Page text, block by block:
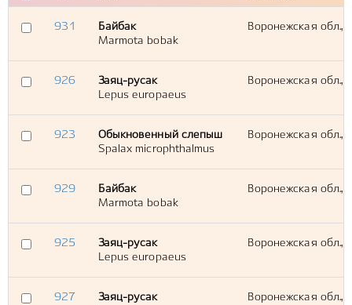
931
Байбак
Marmota bobak
Воронежская обл.,
926
Заяц-русак
Lepus europaeus
Воронежская обл.,
923
Обыкновенный слепыш
Spalax microphthalmus
Воронежская обл.,
929
Байбак
Marmota bobak
Воронежская обл.,
925
Заяц-русак
Lepus europaeus
Воронежская обл.,
927
Заяц-русак
Воронежская обл.,